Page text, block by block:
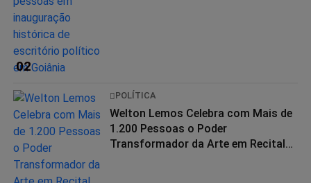
02
POLÍTICA
Welton Lemos Celebra com Mais de
1.200 Pessoas o Poder
Transformador da Arte em Recital